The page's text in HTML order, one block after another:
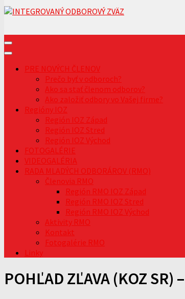
PRE NOVÝCH ČLENOV
Prečo byť v odboroch?
Ako sa stať členom odborov?
Ako založiť odbory vo Vašej firme?
Regióny IOZ
Región IOZ Západ
Región IOZ Stred
Región IOZ Východ
FOTOGALÉRIE
VIDEOGALÉRIA
RADA MLADÝCH ODBORÁROV (RMO)
Členovia RMO
Región RMO IOZ Západ
Región RMO IOZ Stred
Región RMO IOZ Východ
Aktivity RMO
Kontakt
Fotogalérie RMO
Linky
POHĽAD ZĽAVA (KOZ